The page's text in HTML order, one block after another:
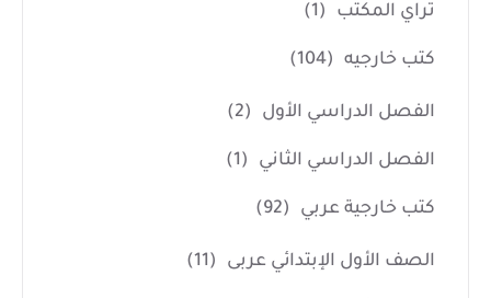
تراي المكتب (1)
كتب خارجيه (104)
الفصل الدراسي الأول (2)
الفصل الدراسي الثاني (1)
كتب خارجية عربي (92)
الصف الأول الإبتدائي عربى (11)